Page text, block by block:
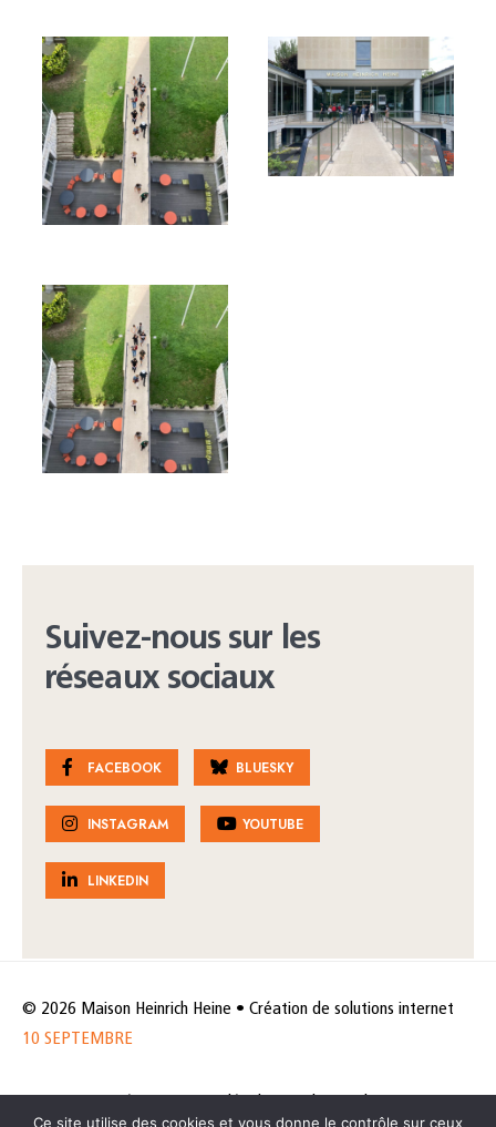
Suivez-nous sur les
réseaux sociaux
FACEBOOK BLUESKY
INSTAGRAM YOUTUBE
LINKEDIN
© 2026 Maison Heinrich Heine • Création de solutions internet
10 SEPTEMBRE
Ce site utilise des cookies et vous donne le contrôle sur ceux